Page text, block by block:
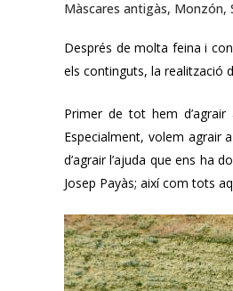
Màscares antigàs, Monzón,
Després de molta feina i
els continguts, la realització
Primer de tot hem
Especialment, volem agrair
d’agrair l’ajuda que ens ha
Josep Payàs; així com tots